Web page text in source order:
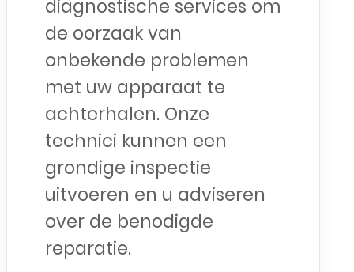
diagnostische services om
de oorzaak van
onbekende problemen
met uw apparaat te
achterhalen. Onze
technici kunnen een
grondige inspectie
uitvoeren en u adviseren
over de benodigde
reparatie.